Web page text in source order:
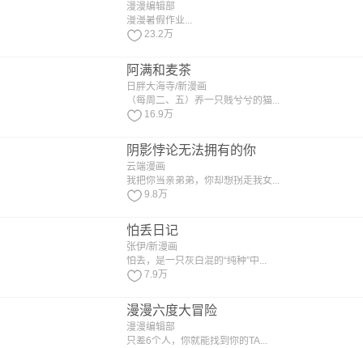
漫漫编辑部
漫漫暑假作业...
23.2万
阿满和麦茶
日胖大海寺/新漫画
（每周二、五）养一只贱兮兮的猫...
16.9万
阴影悖论无法拥有的你
云端漫画
我把你当亲弟弟，你却想拐走我女...
9.8万
怕丢日记
张伊/新漫画
怕丢，是一只灰白混的“纯种”中...
7.9万
漫漫六度大冒险
漫漫编辑部
只差6个人，你就能找到你的TA...